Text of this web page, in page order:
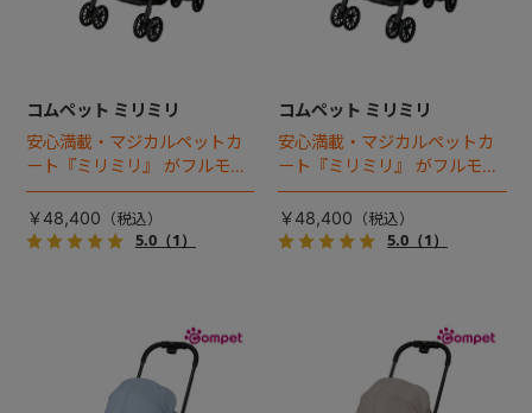
コムペット ミリミリ
安心満載・マジカルペットカ
ート『ミリミリ』 がフルモデ
ルチェンジ。 新機能「マジカ
ルフォールディング」搭載
￥48,400
5.0（1）
コムペット ミリミリ
安心満載・マジカルペットカ
ート『ミリミリ』 がフルモデ
ルチェンジ。 新機能「マジカ
ルフォールディング」搭載
￥48,400
5.0（1）